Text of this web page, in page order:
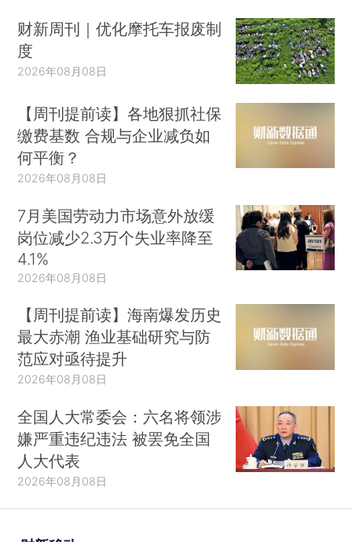
财新周刊｜优化摩托车报废制
度
2026年08月08日
【周刊提前读】各地狠抓社保
缴费基数 合规与企业减负如
何平衡？
2026年08月08日
7月美国劳动力市场意外放缓
岗位减少2.3万个失业率降至
4.1%
2026年08月08日
【周刊提前读】海南爆发历史
最大赤潮 渔业基础研究与防
范应对亟待提升
2026年08月08日
全国人大常委会：六名将领涉
嫌严重违纪违法 被罢免全国
人大代表
2026年08月08日